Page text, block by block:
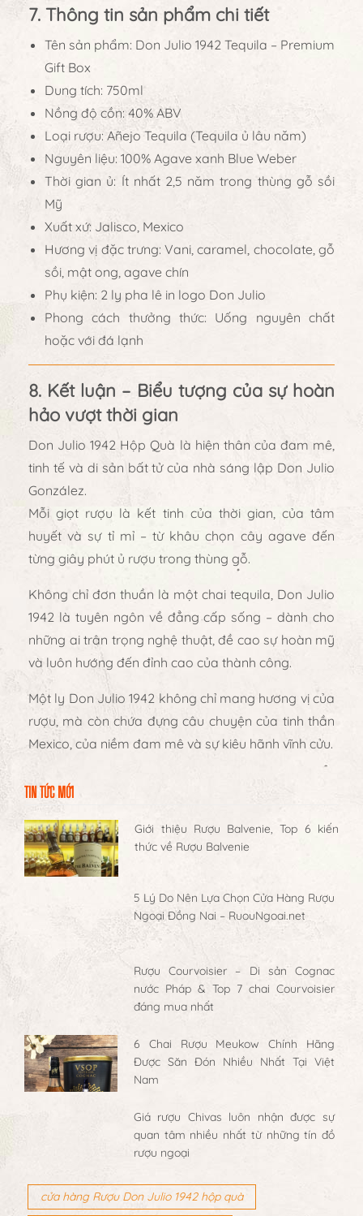
7. Thông tin sản phẩm chi tiết
Tên sản phẩm: Don Julio 1942 Tequila – Premium
Gift Box
Dung tích: 750ml
Nồng độ cồn: 40% ABV
Loại rượu: Añejo Tequila (Tequila ủ lâu năm)
Nguyên liệu: 100% Agave xanh Blue Weber
Thời gian ủ: Ít nhất 2,5 năm trong thùng gỗ sồi
Mỹ
Xuất xứ: Jalisco, Mexico
Hương vị đặc trưng: Vani, caramel, chocolate, gỗ
sồi, mật ong, agave chín
Phụ kiện: 2 ly pha lê in logo Don Julio
Phong cách thưởng thức: Uống nguyên chất
hoặc với đá lạnh
8. Kết luận – Biểu tượng của sự hoàn
hảo vượt thời gian
Don Julio 1942 Hộp Quà là hiện thân của đam mê,
tinh tế và di sản bất tửcủa nhà sáng lập Don Julio
González.
Mỗi giọt rượu là kết tinh của thời gian, của tâm
huyết và sự tỉ mỉ – từ khâu chọn cây agave đến
từng giây phút ủ rượu trong thùng gỗ.
Không chỉ đơn thuần là một chai tequila, Don Julio
1942 là tuyên ngôn về đẳng cấp sống – dành cho
những ai trân trọng nghệ thuật, đề cao sự hoàn mỹ
và luôn hướng đến đỉnh cao của thành công.
Một ly Don Julio 1942 không chỉ mang hương vị của
rượu, mà còn chứa đựngcâu chuyện của tinh thần
Mexico, của niềm đam mê và sự kiêu hãnh vĩnh cửu.
TIN TỨC MỚI
Giới thiệu Rượu Balvenie, Top 6 kiến
thức về Rượu Balvenie
5 Lý Do Nên Lựa Chọn Cửa Hàng Rượu
Ngoại Đồng Nai – RuouNgoai.net
Rượu Courvoisier – Di sản Cognac
nước Pháp & Top 7 chai Courvoisier
đáng mua nhất
6 Chai Rượu Meukow Chính Hãng
Được Săn Đón Nhiều Nhất Tại Việt
Nam
Giá rượu Chivas luôn nhận được sự
quan tâm nhiều nhất từ những tín đồ
rượu ngoại
cửa hàng Rượu Don Julio 1942 hộp quà